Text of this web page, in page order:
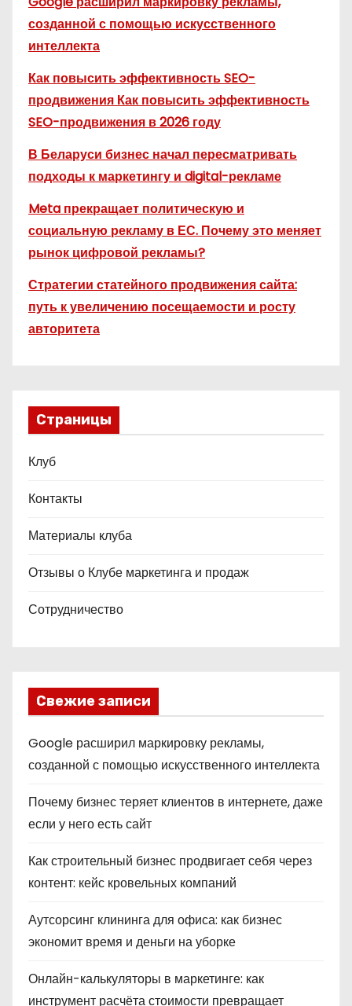
созданной с помощью искусственного
интеллекта
Как повысить эффективность SEO-
продвижения Как повысить эффективность
SEO-продвижения в 2026 году
В Беларуси бизнес начал пересматривать
подходы к маркетингу и digital-рекламе
Meta прекращает политическую и
социальную рекламу в ЕС. Почему это меняет
рынок цифровой рекламы?
Стратегии статейного продвижения сайта:
путь к увеличению посещаемости и росту
авторитета
Страницы
Клуб
Контакты
Материалы клуба
Отзывы о Клубе маркетинга и продаж
Сотрудничество
Свежие записи
Google расширил маркировку рекламы,
созданной с помощью искусственного интеллекта
Почему бизнес теряет клиентов в интернете, даже
если у него есть сайт
Как строительный бизнес продвигает себя через
контент: кейс кровельных компаний
Аутсорсинг клининга для офиса: как бизнес
экономит время и деньги на уборке
Онлайн-калькуляторы в маркетинге: как
инструмент расчёта стоимости превращает